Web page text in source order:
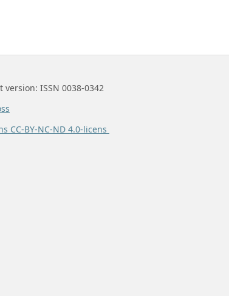
version: ISSN 0038-0342
CC-BY-NC-ND 4.0-licens